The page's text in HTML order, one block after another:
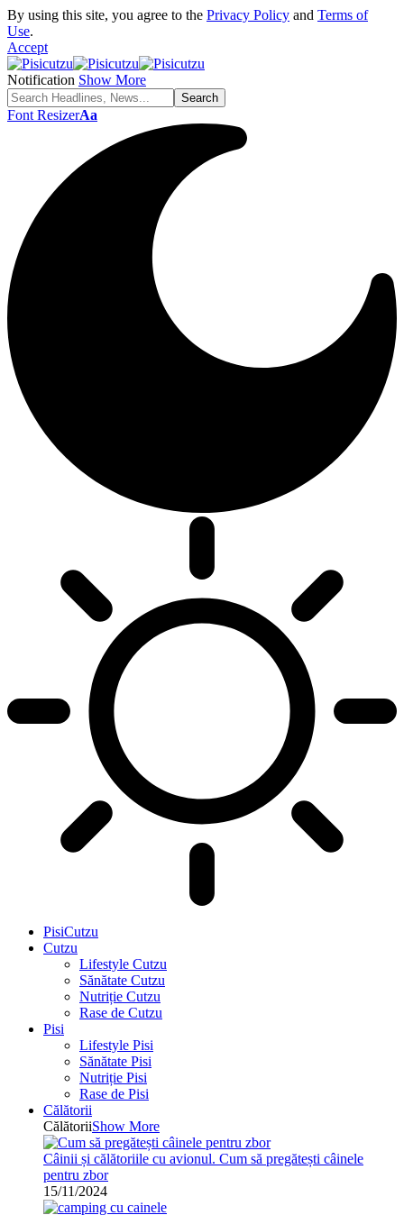
By using this site, you agree to the Privacy Policy and Terms of
Use.
Accept
Notification Show More
Font ResizerAa
PisiCutzu
Cutzu
Lifestyle Cutzu
Sănătate Cutzu
Nutriție Cutzu
Rase de Cutzu
Pisi
Lifestyle Pisi
Sănătate Pisi
Nutriție Pisi
Rase de Pisi
Călătorii
CălătoriiShow More
Câinii și călătoriile cu avionul. Cum să pregătești câinele
pentru zbor
15/11/2024